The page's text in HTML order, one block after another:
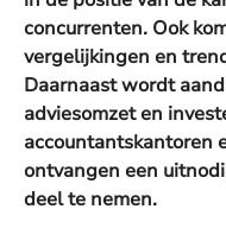
concurrenten. Ook
vergelijkingen en
Daarnaast wordt
adviesomzet en
accountantskantoren
ontvangen een
deel te nemen.